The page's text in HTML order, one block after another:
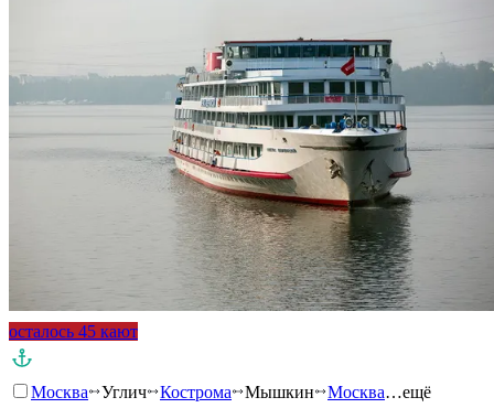
осталось 45 кают
Москва Углич Кострома Мышкин Москва…ещё